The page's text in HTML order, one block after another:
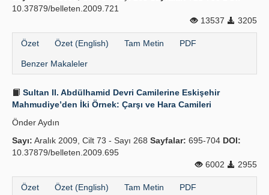
10.37879/belleten.2009.721
13537
3205
Özet Özet (English) Tam Metin PDF
Benzer Makaleler
Sultan II. Abdülhamid Devri Camilerine Eskişehir
Mahmudiye’den İki Örnek: Çarşı ve Hara Camileri
Önder Aydın
Sayı: Aralık 2009, Cilt 73 - Sayı 268 Sayfalar: 695-704 DOI:
10.37879/belleten.2009.695
6002
2955
Özet Özet (English) Tam Metin PDF